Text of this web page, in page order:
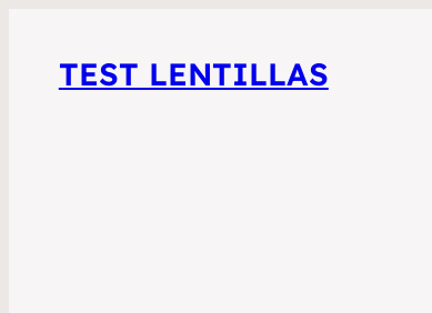
TEST LENTILLAS